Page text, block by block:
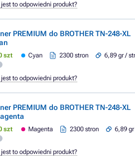
to odpowiedni produkt?
PREMIUM do BROTHER TN-248-XL
szt Cyan 2300 stron
6,89 gr /
to odpowiedni produkt?
PREMIUM do BROTHER TN-248-XL
szt Magenta 2300 stron
6,89
to odpowiedni produkt?